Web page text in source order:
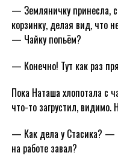
— Земляничку принесла,
корзинку, делая вид, что
— Чайку попьём?
— Конечно! Тут как раз
Пока Наташа хлопотала с
что-то загрустил, видимо.
— Как дела у Стасика? —
на работе завал?